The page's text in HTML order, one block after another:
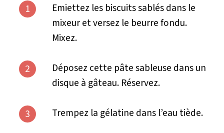
1
Emiettez les biscuits sablés dans le
mixeur et versez le beurre fondu.
Mixez.
2
Déposez cette pâte sableuse dans un
disque à gâteau. Réservez.
3 Trempez la gélatine dans l’eau tiède.